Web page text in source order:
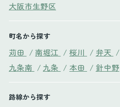
大阪市生野区
町名から探す
苅田 / 南堀江 / 桜川 / 弁天 /
九条南 / 九条 / 本田 / 針中野
路線から探す